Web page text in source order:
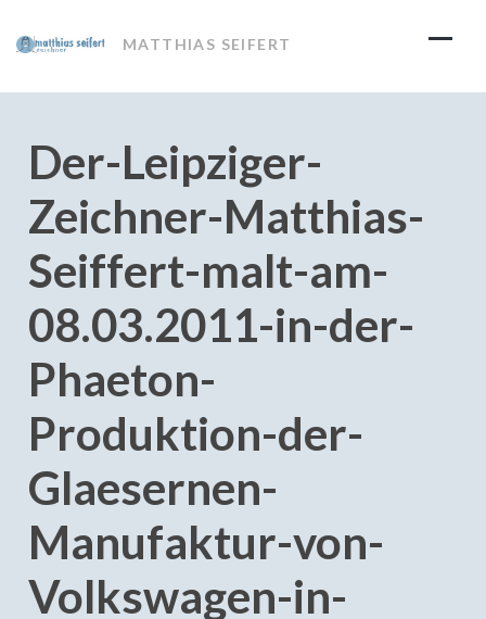
content
MATTHIAS SEIFERT
Der-Leipziger-
Zeichner-Matthias-
Seiffert-malt-am-
08.03.2011-in-der-
Phaeton-
Produktion-der-
Glaesernen-
Manufaktur-von-
Volkswagen-in-